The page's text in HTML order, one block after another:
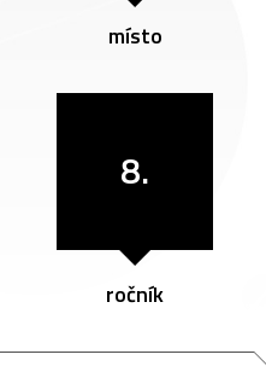
místo
8.
ročník